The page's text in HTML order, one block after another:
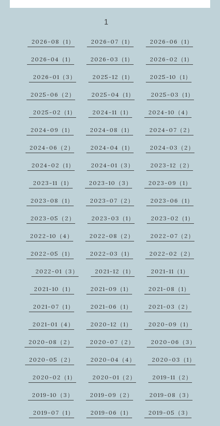
1
2026-08（1） 2026-07（1） 2026-06（1）
2026-04（1） 2026-03（1） 2026-02（1）
2026-01（3） 2025-12（1） 2025-10（1）
2025-06（2） 2025-04（1） 2025-03（1）
2025-02（1） 2024-11（1） 2024-10（4）
2024-09（1） 2024-08（1） 2024-07（2）
2024-06（2） 2024-04（1） 2024-03（2）
2024-02（1） 2024-01（3） 2023-12（2）
2023-11（1） 2023-10（3） 2023-09（1）
2023-08（1） 2023-07（2） 2023-06（1）
2023-05（2） 2023-03（1） 2023-02（1）
2022-10（4） 2022-08（2） 2022-07（2）
2022-05（1） 2022-03（1） 2022-02（2）
2022-01（3） 2021-12（1） 2021-11（1）
2021-10（1） 2021-09（1） 2021-08（1）
2021-07（1） 2021-06（1） 2021-03（2）
2021-01（4） 2020-12（1） 2020-09（1）
2020-08（2） 2020-07（2） 2020-06（3）
2020-05（2） 2020-04（4） 2020-03（1）
2020-02（1） 2020-01（2） 2019-11（2）
2019-10（3） 2019-09（2） 2019-08（3）
2019-07（1） 2019-06（1） 2019-05（3）